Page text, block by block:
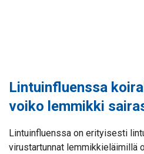
Lintuinfluenssa
voiko lemmikki
Lintuinfluenssa on erityisesti
virustartunnat lemmikkieläimillä